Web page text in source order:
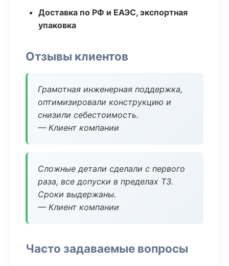
Доставка по РФ и ЕАЭС, экспортная
упаковка
Отзывы клиентов
Грамотная инженерная поддержка,
оптимизировали конструкцию и
снизили себестоимость.
— Клиент компании
Сложные детали сделали с первого
раза, все допуски в пределах ТЗ.
Сроки выдержаны.
— Клиент компании
Часто задаваемые вопросы